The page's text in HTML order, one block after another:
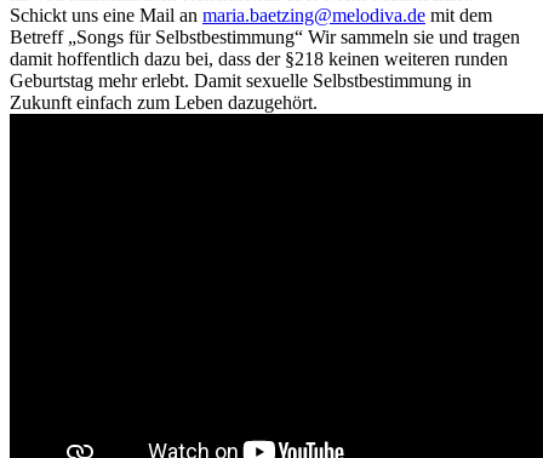
Schickt uns eine Mail an
ed.av
idole
m@gni
zteab
.aira
m
mit dem
Betreff „Songs für Selbstbestimmung“ Wir sammeln sie und tragen
damit hoffentlich dazu bei, dass der §218 keinen weiteren runden
Geburtstag mehr erlebt. Damit sexuelle Selbstbestimmung in
Zukunft einfach zum Leben dazugehört.